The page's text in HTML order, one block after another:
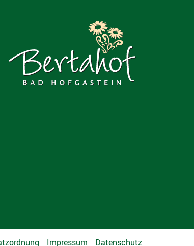
Impressum Datenschutz